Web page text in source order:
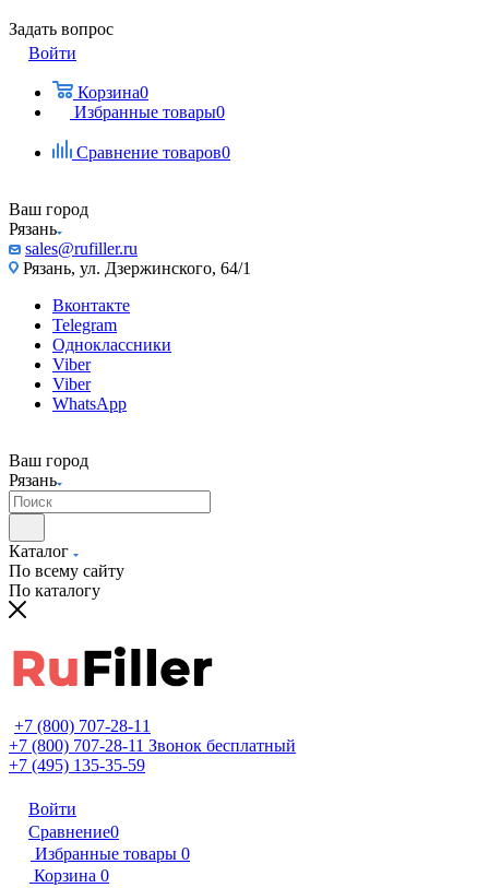
Задать вопрос
Войти
Корзина0
Избранные товары0
Сравнение товаров0
Ваш город
Рязань
sales@rufiller.ru
Рязань, ул. Дзержинского, 64/1
Вконтакте
Telegram
Одноклассники
Viber
Viber
WhatsApp
Ваш город
Рязань
Каталог
По всему сайту
По каталогу
+7 (800) 707-28-11
+7 (800) 707-28-11 Звонок бесплатный
+7 (495) 135-35-59
Войти
Сравнение0
Избранные товары 0
Корзина 0